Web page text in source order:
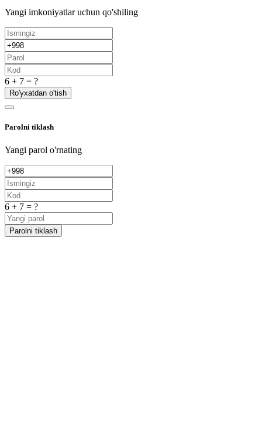
Yangi imkoniyatlar uchun qo'shiling
6 + 7 = ?
Ro'yxatdan o'tish
Parolni tiklash
Yangi parol o'rnating
6 + 7 = ?
Parolni tiklash